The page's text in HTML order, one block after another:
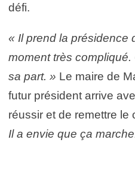
défi.
« Il prend la présidence
moment très compliqué.
sa part. » Le maire de
futur président arrive
réussir et de remettre le
Il a envie que ça